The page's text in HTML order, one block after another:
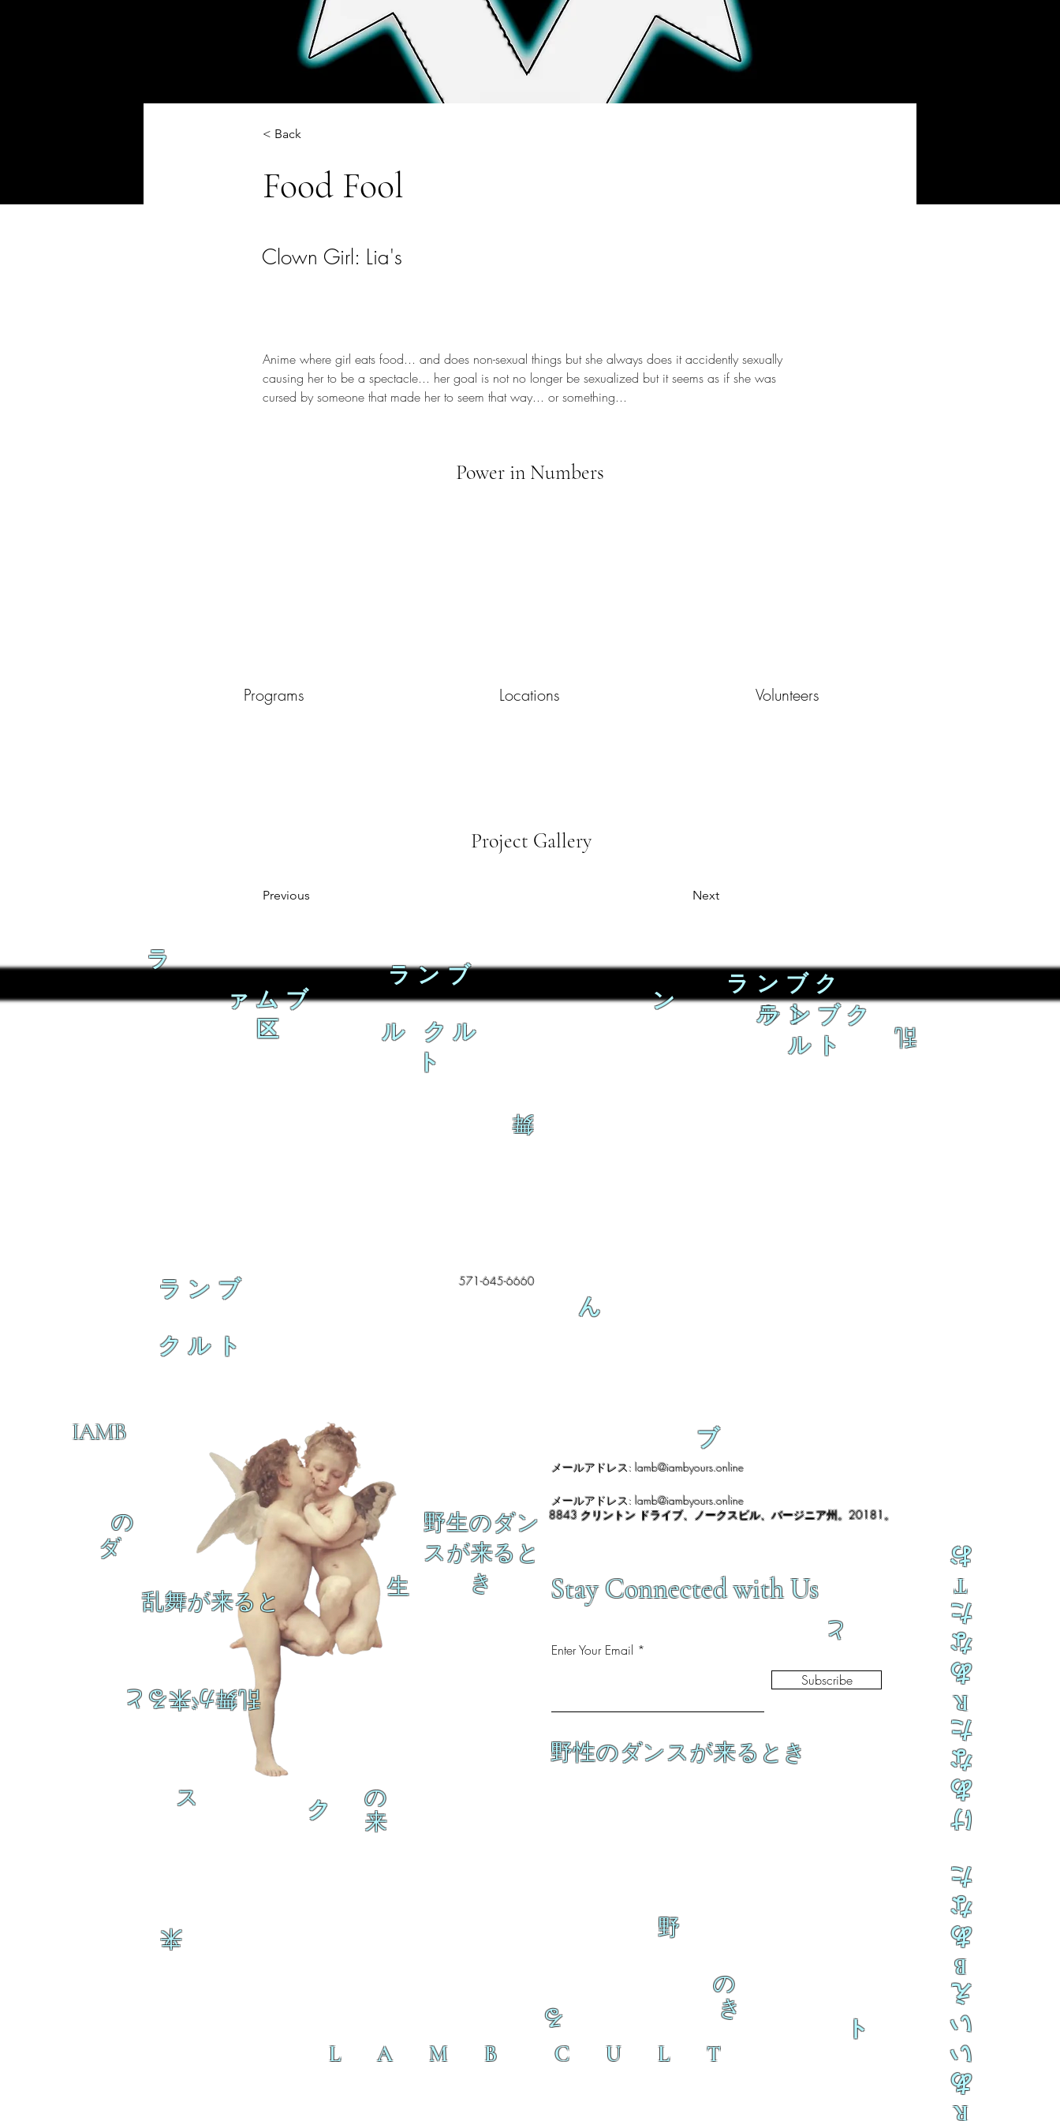
< Back
Food Fool
Clown Girl: Lia's
Anime where girl eats food... and does non-sexual things but she always does it accidently sexually
causing her to be a spectacle... her goal is not no longer be sexualized but it seems as if she was
cursed by someone that made her to seem that way... or something...
Power in Numbers
Programs Locations Volunteers
Project Gallery
Previous Next
ラ
ァムブ
区
ランブ
ル クル
ト
舞
ン
ランブク
ルト
ランブク
ルト
乱
IAMB
乱舞が来ると
乱舞が来ると
ク
生
の
ダ
ス
の
来
来
ブ
メールアドレス: lamb@iambyours.online
メールアドレス: lamb@iambyours.online
野生のダン
スが来ると
き
8843 クリントン ドライブ、ノークスビル、バージニア州。20181。
Stay Connected with Us
Enter Your Email
と
Subscribe
野性のダンスが来るとき
R
あ
い
い
え
B
あ
な
た
け
あ
な
た
R
あ
な
た
T
お
る
野
の
き
ト
L A M B C U L T
ランブ
クルト
ん
571-645-6660